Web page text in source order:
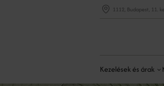
1112, Budapest, 11.
Kezelések és árak